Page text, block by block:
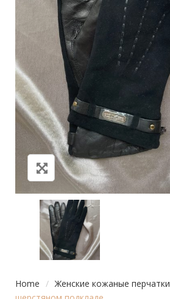
Home / Женские кожаные перчатки